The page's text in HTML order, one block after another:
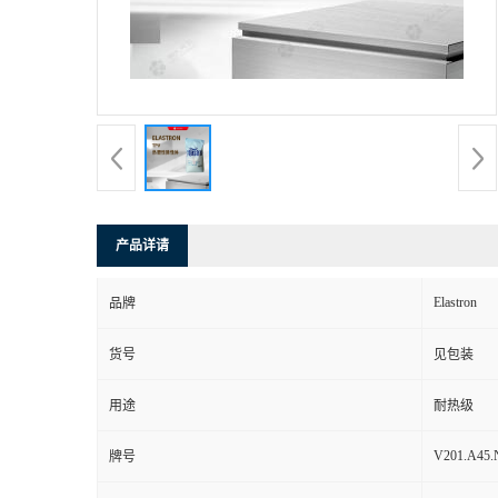
产品详请
品牌 Elastron
货号 见包装
用途 耐热级
牌号